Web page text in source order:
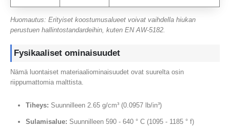
Huomautus: Erityiset koostumusalueet voivat vaihdella hiukan
perustuen hallintostandardeihin, kuten EN AW-5182.
Fysikaaliset ominaisuudet
Nämä luontaiset materiaaliominaisuudet ovat suurelta osin
riippumattomia malttista.
Tiheys: Suunnilleen 2.65 g/cm³ (0.0957 lb/in³)
Sulamisalue: Suunnilleen 590 - 640 ° C (1095 - 1185 ° f)